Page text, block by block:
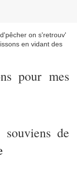
pour mes
de